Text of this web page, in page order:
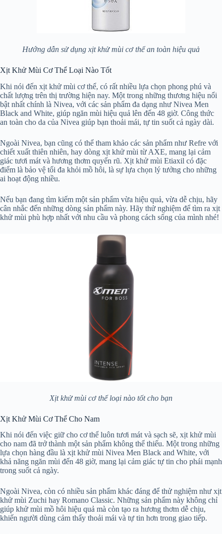
Hướng dẫn sử dụng xịt khử mùi cơ thể an toàn hiệu quả
Xịt Khử Mùi Cơ Thể Loại Nào Tốt
Khi nói đến xịt khử mùi cơ thể, có rất nhiều lựa chọn phong phú và
chất lượng trên thị trường hiện nay. Một trong những thương hiệu nổi
bật nhất chính là Nivea, với các sản phẩm đa dạng như Nivea Men
Black and White, giúp ngăn mùi hiệu quả lên đến 48 giờ. Công thức
an toàn cho da của Nivea giúp bạn thoải mái, tự tin suốt cả ngày dài.
Ngoài Nivea, bạn cũng có thể tham khảo các sản phẩm như Refre với
chiết xuất thiên nhiên, hay dòng xịt khử mùi từ AXE, mang lại cảm
giác tươi mát và hương thơm quyến rũ. Xịt khử mùi Etiaxil có đặc
điểm là bảo vệ tối đa khỏi mồ hôi, là sự lựa chọn lý tưởng cho những
ai hoạt động nhiều.
Nếu bạn đang tìm kiếm một sản phẩm vừa hiệu quả, vừa dễ chịu, hãy
cân nhắc đến những dòng sản phẩm này. Hãy thử nghiệm để tìm ra xịt
khử mùi phù hợp nhất với nhu cầu và phong cách sống của mình nhé!
Xịt khử mùi cơ thể loại nào tốt cho bạn
Xịt Khử Mùi Cơ Thể Cho Nam
Khi nói đến việc giữ cho cơ thể luôn tươi mát và sạch sẽ, xịt khử mùi
cho nam đã trở thành một sản phẩm không thể thiếu. Một trong những
lựa chọn hàng đầu là xịt khử mùi Nivea Men Black and White, với
khả năng ngăn mùi đến 48 giờ, mang lại cảm giác tự tin cho phái mạnh
trong suốt cả ngày.
Ngoài Nivea, còn có nhiều sản phẩm khác đáng để thử nghiệm như xịt
khử mùi Zuchi hay Romano Classic. Những sản phẩm này không chỉ
giúp khử mùi mồ hôi hiệu quả mà còn tạo ra hương thơm dễ chịu,
khiến người dùng cảm thấy thoải mái và tự tin hơn trong giao tiếp.